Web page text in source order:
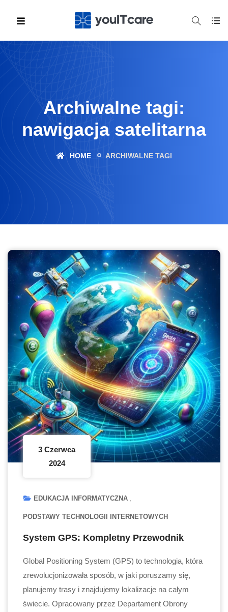
Archiwalne tagi:
nawigacja satelitarna
HOME ARCHIWALNE TAGI
3 Czerwca
2024
EDUKACJA INFORMATYCZNA
PODSTAWY TECHNOLOGII INTERNETOWYCH
System GPS: Kompletny Przewodnik
Global Positioning System (GPS) to technologia, która
zrewolucjonizowała sposób, w jaki poruszamy się,
planujemy trasy i znajdujemy lokalizacje na całym
świecie. Opracowany przez Departament Obrony